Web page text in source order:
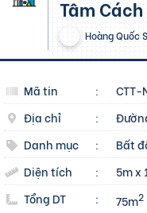
Tâm
Hoàng Quốc
Mã tin :
CTT-
Địa chỉ
:
Danh mục
: Bất
Diện tích
:
5m x
Tổng DT
: 75m2